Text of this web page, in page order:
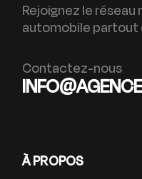
Rejoignez le réseau
automobile partout
Contactez-nous
À PROPOS